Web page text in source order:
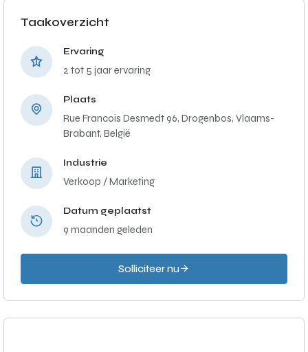
Taakoverzicht
Ervaring
2 tot 5 jaar ervaring
Plaats
Rue Francois Desmedt 96, Drogenbos, Vlaams-
Brabant, België
Industrie
Verkoop / Marketing
Datum geplaatst
9 maanden geleden
Solliciteer nu